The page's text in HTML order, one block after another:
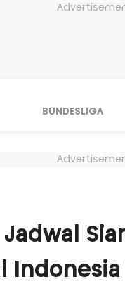
BUNDESLIGA